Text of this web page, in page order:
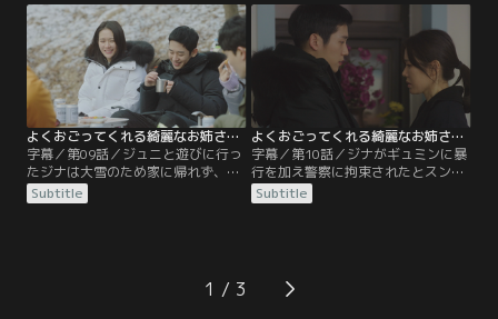
ン次長に反抗したジナを褒める同僚
たち。しかし、ジナのそんな態度が
気に食わないコン次長はジナを呼び
出すが…。
姿を監視カメラで確認したジナはジ
ュニに会いに行く。そして、朝方家
に帰ったジナはサンギに見つかって
しまい…。
よくおごってくれる綺麗なお姉さん 日本編集版 第09話／字幕
字幕／第09話／ジュニと遊びに行っ
たジナは大雪のため家に帰れず、ミ
ヨンはそんなジナの行動を怪しく思
い始める。そしてミヨンはギョンソ
現状をもどかしく思うジュニ。それ
Subtitle
よくおごってくれる綺麗なお姉さん 日本編集版 第10話／字幕
字幕／第10話／ジナがギュミンに暴
行を加え警察に拘束されたとスンホ
の元に電話が入り、スンホはジュニ
を連れて警察へと向かう。ギュミン
呼び出したギュミンは2人の仲を暴
露するのだが…。
Subtitle
1